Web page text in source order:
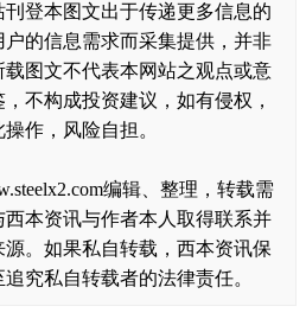
登本图文出于传递更多信息的
的信息需求而采集提供，并非
图文不代表本网站之观点或意
不构成投资建议，如有侵权，
作，风险自担。
编辑、整理，转载需
本资讯与作者本人取得联系并
。如果私自转载，西本资讯保
究私自转载者的法律责任。